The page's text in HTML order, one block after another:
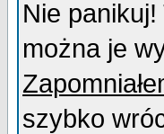
Nie
można je
szybko